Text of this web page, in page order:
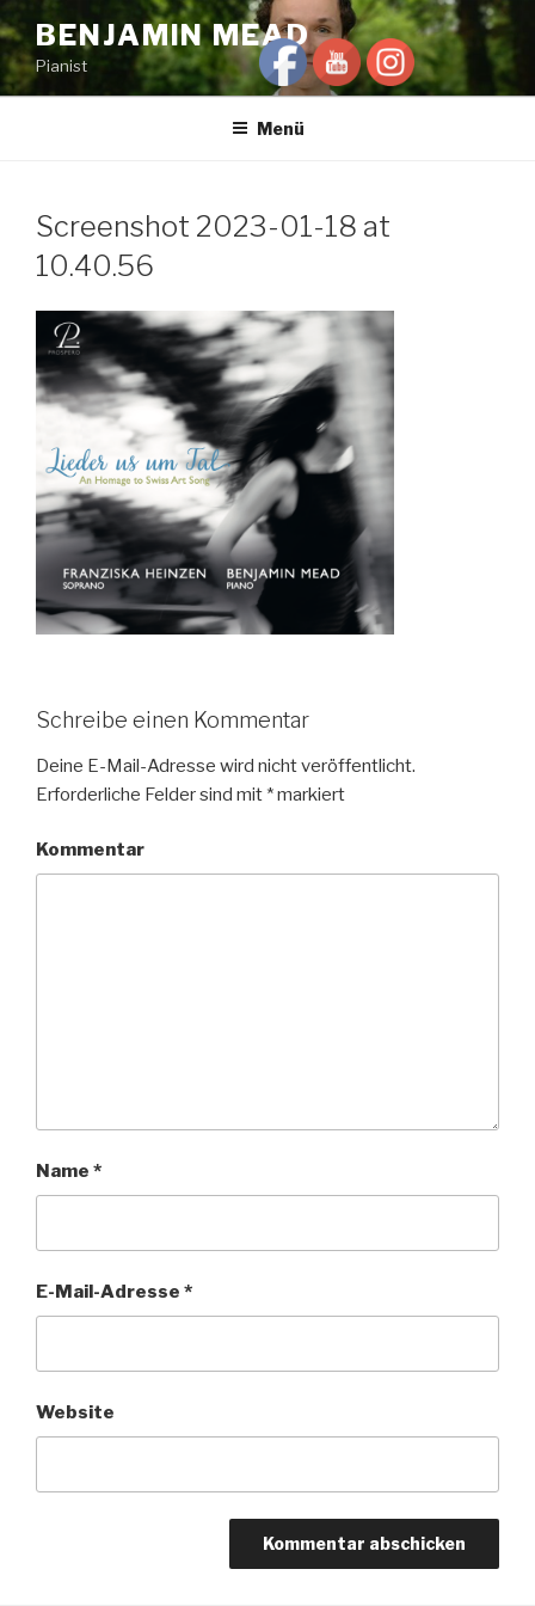
Inhalt
springen
BENJAMIN MEAD
Pianist
Menü
Screenshot 2023-01-18 at
10.40.56
Schreibe einen Kommentar
Deine E-Mail-Adresse wird nicht veröffentlicht.
Erforderliche Felder sind mit *markiert
Kommentar
Name *
E-Mail-Adresse *
Website